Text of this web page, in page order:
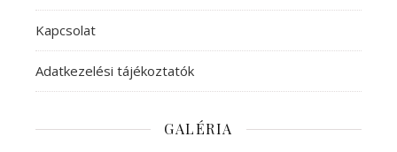
Kapcsolat
Adatkezelési tájékoztatók
GALÉRIA